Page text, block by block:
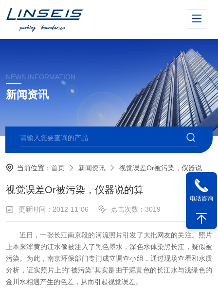
NEWS INFORMATION
新闻资讯
当前位置：首页 新闻资讯 视觉误差Or被污染，仪器说的算
视觉误差Or被污染，仪器说的算
更新时间：2012-11-06 点击次数：3019
近日，一张长江南京段的河流照片引发了大批网友的关注。照片
上本来浑黄的江水像被注入了黑色墨水，深色水体染黑长江，疑似被
污染。为此，南京环保部门专门成立调查小组，通过现场查看和水质
分析，证实照片上的“被污染”其实是由于泥黄色的长江水与浅绿色的
金川水相遇产生的色差，从而引起视觉误差。
电话咨询